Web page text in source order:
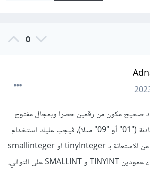
0
صحيح مكون من رقمين حصرا وبمجال مفتوح
قد يحتوي على أصفار بادئة ("01" أو "09" مثلا)، فيجب عليك استخدام
عمود VARCHAR بدلاً من الاستعانة بـ tinyInteger او smallinteger
لأن كل منهما يقوم بإنشاء عمودين TINYINT و SMALLINT على التوالي،